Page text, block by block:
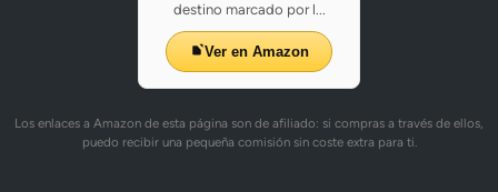
destino marcado por l...
Ver en Amazon
Los enlaces a Amazon de esta página son de afiliado: si compras a través de ellos,
puedo recibir una pequeña comisión sin coste extra para ti.